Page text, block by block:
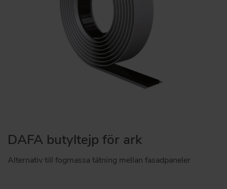
DAFA butyltejp för ark
Alternativ till fogmassa tätning mellan fasadpaneler